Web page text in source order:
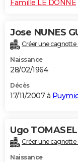
Famille LE DONNE
Jose NUNES
Créer une cagnotte
Naissance
28/02/1964
Décès
17/11/2007 à
Ugo
Créer une cagnotte
Naissance